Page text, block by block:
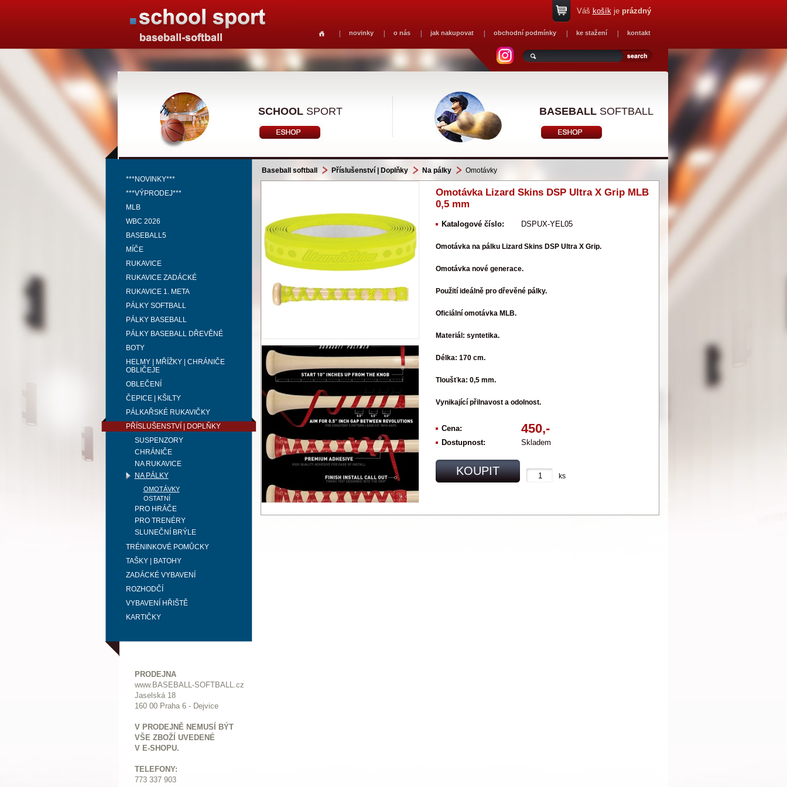
novinky o nás jak nakupovat obchodní podmínky ke stažení kontakt
Váš košíkje prázdný
SCHOOLSPORT BASEBALLSOFTBALL
***NOVINKY***
***VÝPRODEJ***
MLB
WBC 2026
BASEBALL5
MÍČE
RUKAVICE
RUKAVICE ZADÁCKÉ
RUKAVICE 1. META
PÁLKY SOFTBALL
PÁLKY BASEBALL
PÁLKY BASEBALL DŘEVĚNÉ
BOTY
HELMY | MŘÍŽKY | CHRÁNIČE
OBLIČEJE
OBLEČENÍ
ČEPICE | KŠILTY
PÁLKAŘSKÉ RUKAVIČKY
PŘÍSLUŠENSTVÍ | DOPLŇKY
SUSPENZORY
CHRÁNIČE
NA RUKAVICE
NA PÁLKY
OMOTÁVKY
OSTATNÍ
PRO HRÁČE
PRO TRENÉRY
SLUNEČNÍ BRÝLE
TRÉNINKOVÉ POMŮCKY
TAŠKY | BATOHY
ZADÁCKÉ VYBAVENÍ
ROZHODČÍ
VYBAVENÍ HŘIŠTĚ
KARTIČKY
PRODEJNA
www.BASEBALL-SOFTBALL.cz
Jaselská 18
160 00 Praha 6 - Dejvice
V PRODEJNĚ NEMUSÍ BÝT
VŠE ZBOŽÍ UVEDENÉ
V E-SHOPU.
TELEFONY:
773 337 903
Baseball softball Příslušenství | Doplňky Na pálky Omotávky
Omotávka Lizard Skins DSP Ultra X Grip MLB
0,5 mm
Katalogové číslo: DSPUX-YEL05
Omotávka na pálku Lizard Skins DSP Ultra X Grip.
Omotávka nové generace.
Použití ideálně pro dřevěné pálky.
Oficiální omotávka MLB.
Materiál: syntetika.
Délka: 170 cm.
Tloušťka: 0,5 mm.
Vynikající přilnavost a odolnost.
Cena: 450,-
Dostupnost: Skladem
KOUPIT ks